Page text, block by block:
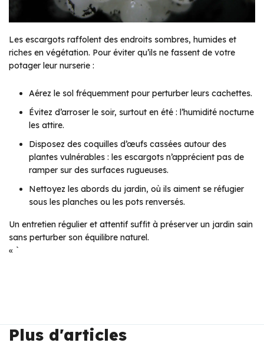
Les escargots raffolent des endroits sombres, humides et
riches en végétation. Pour éviter qu’ils ne fassent de votre
potager leur nurserie :
Aérez le sol fréquemment pour perturber leurs cachettes.
Évitez d’arroser le soir, surtout en été : l’humidité nocturne
les attire.
Disposez des coquilles d’œufs cassées autour des
plantes vulnérables : les escargots n’apprécient pas de
ramper sur des surfaces rugueuses.
Nettoyez les abords du jardin, où ils aiment se réfugier
sous les planches ou les pots renversés.
Un entretien régulier et attentif suffit à préserver un jardin sain
sans perturber son équilibre naturel.
« `
Plus d'articles